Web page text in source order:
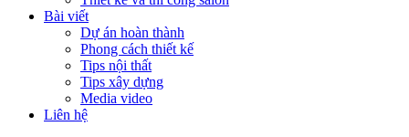
Bài viết
Dự án hoàn thành
Phong cách thiết kế
Tips nội thất
Tips xây dựng
Media video
Liên hệ